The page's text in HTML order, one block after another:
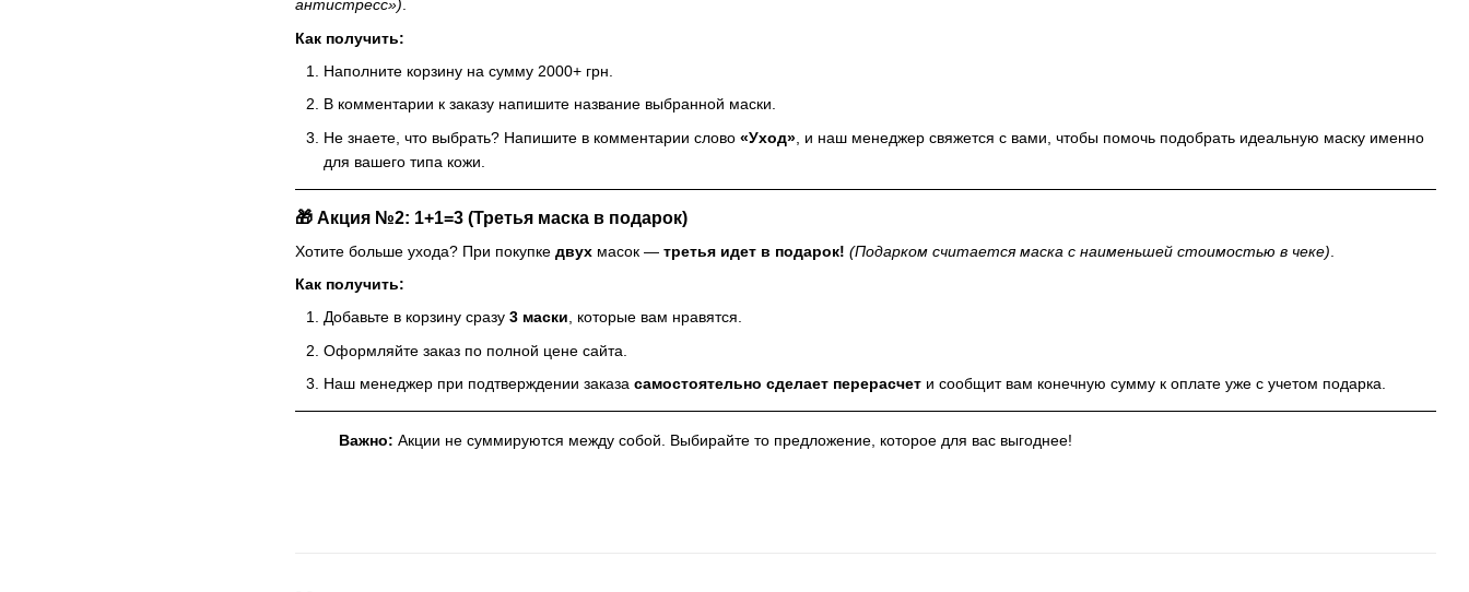
антистресс»)
Как получить:
Наполните корзину на сумму 2000+ грн.
В комментарии к заказу напишите название выбранной маски.
Не знаете, что выбрать? Напишите в комментарии слово «Уход» , и наш менеджер свяжется с вами, чтобы помочь подобрать идеальную маску именно
для вашего типа кожи.
🎁 Акция №2: 1+1=3 (Третья маска в подарок)
Хотите больше ухода? При покупке двух масок — третья идет в подарок! (Подарком считается маска с наименьшей стоимостью в чеке)
Как получить:
Добавьте в корзину сразу 3 маски, которые вам нравятся.
Оформляйте заказ по полной цене сайта.
Наш менеджер при подтверждении заказа самостоятельно сделает перерасчет и сообщит вам конечную сумму к оплате уже с учетом подарка.
Важно: Акции не суммируются между собой. Выбирайте то предложение, которое для вас выгоднее!